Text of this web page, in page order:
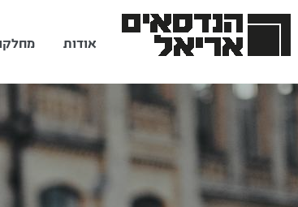
אודות